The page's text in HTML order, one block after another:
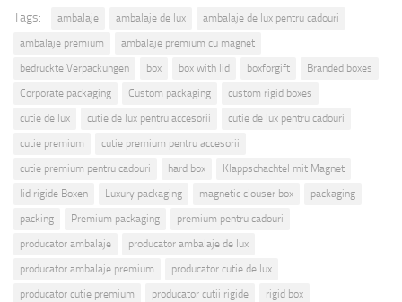
Tags: ambalaje ambalaje de lux
ambalaje de lux pentru cadouri
ambalaje premium
ambalaje premium cu magnet
bedruckte Verpackungen
box box with lid boxforgift
Branded boxes
Corporate packaging
Custom packaging
custom rigid boxes
cutie de lux
cutie de lux pentru accesorii
cutie de lux pentru cadouri
cutie premium
cutie premium pentru accesorii
cutie premium pentru cadouri
hard box
Klappschachtel mit Magnet
lid rigide Boxen
Luxury packaging magnetic clouser box
packaging
packing
Premium packaging
premium pentru cadouri
producator ambalaje
producator ambalaje de lux
producator ambalaje premium
producator cutie de lux
producator cutie premium
producator cutii rigide
rigid box